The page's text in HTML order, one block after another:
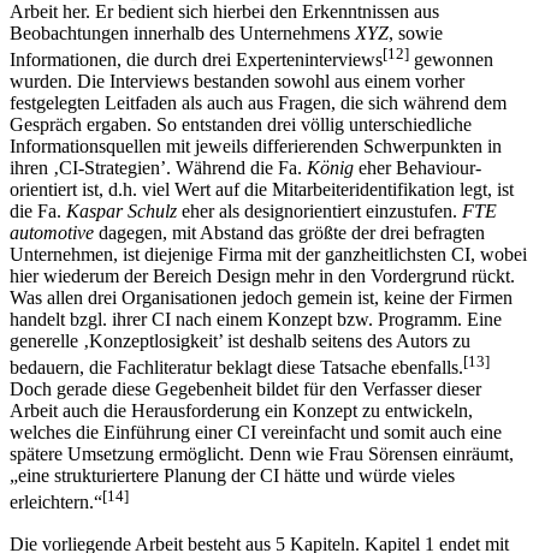
Den Praxisbezug der Arbeit stellt der Autor an vielen Stellen der
Arbeit her. Er bedient sich hierbei den Erkenntnissen aus
Beobachtungen innerhalb des UnternehmensXYZ, sowie
Informationen, die durch drei Experteninterviews[12]gewonnen
wurden. Die Interviews bestanden sowohl aus einem vorher
festgelegten Leitfaden als auch aus Fragen, die sich während dem
Gespräch ergaben. So entstanden drei völlig unterschiedliche
Informationsquellen mit jeweils differierenden Schwerpunkten in
ihren ‚CI-Strategien’. Während die Fa.Königeher Behaviour-
orientiert ist, d.h. viel Wert auf die Mitarbeiteridentifikation legt, ist
die Fa.Kaspar Schulzeher als designorientiert einzustufen.FTE
automotivedagegen, mit Abstand das größte der drei befragten
Unternehmen, ist diejenige Firma mit der ganzheitlichsten CI, wobei
hier wiederum der Bereich Design mehr in den Vordergrund rückt.
Was allen drei Organisationen jedoch gemein ist, keine der Firmen
handelt bzgl. ihrer CI nach einem Konzept bzw. Programm. Eine
generelle ‚Konzeptlosigkeit’ ist deshalb seitens des Autors zu
bedauern, die Fachliteratur beklagt diese Tatsache ebenfalls.[13]
Doch gerade diese Gegebenheit bildet für den Verfasser dieser
Arbeit auch die Herausforderung ein Konzept zu entwickeln,
welches die Einführung einer CI vereinfacht und somit auch eine
spätere Umsetzung ermöglicht. Denn wie Frau Sörensen einräumt,
„eine strukturiertere Planung der CI hätte und würde vieles